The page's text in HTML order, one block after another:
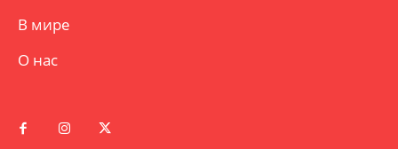
В мире
О нас